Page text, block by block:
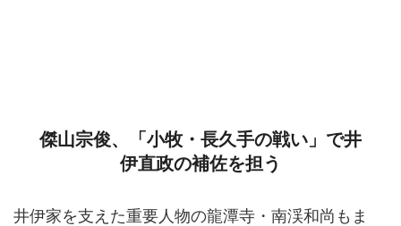
傑山宗俊、「小牧・長久手の戦い」で井
伊直政の補佐を担う
井伊家を支えた重要人物の龍潭寺・南渓和尚もま